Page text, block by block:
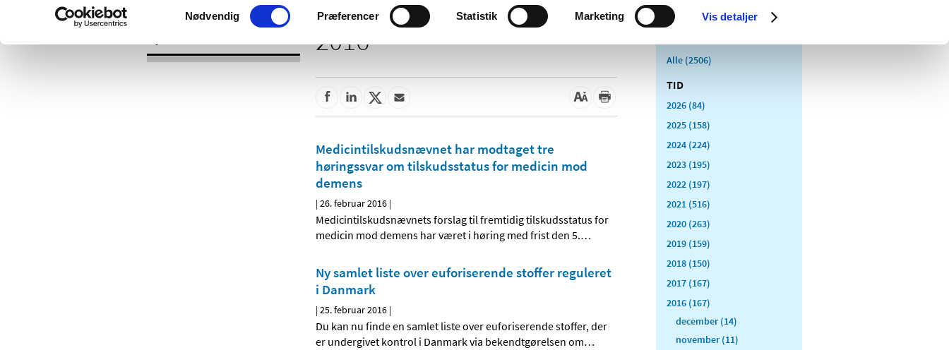
Samtykkevalg
Nødvendig Præferencer Statistik Marketing Vis detaljer
2016
Medicintilskudsnævnet har modtaget tre
høringssvar om tilskudsstatus for medicin mod
demens
|26. februar 2016 |
Medicintilskudsnævnets forslag til fremtidig tilskudsstatus for
medicin mod demens har været i høring med frist den 5.…
Ny samlet liste over euforiserende stoffer reguleret
i Danmark
|25. februar 2016 |
Du kan nu finde en samlet liste over euforiserende stoffer, der
er undergivet kontrol i Danmark via bekendtgørelsen om…
Alle (2506)
TID
2026 (84)
2025 (158)
2024 (224)
2023 (195)
2022 (197)
2021 (516)
2020 (263)
2019 (159)
2018 (150)
2017 (167)
2016 (167)
december (14)
november (11)